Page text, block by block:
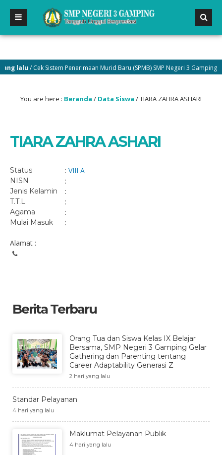
lalu/ Cek Sistem Penerimaan Murid Baru (SPMB) SMP Negeri 3 Gamping di
You are here : Beranda / Data Siswa /TIARA ZAHRA ASHARI
TIARA ZAHRA ASHARI
Status : VIII A
NISN :
Jenis Kelamin :
T.T.L :
Agama :
Mulai Masuk :
Alamat :
Berita Terbaru
Orang Tua dan Siswa Kelas IX Belajar
Bersama, SMP Negeri 3 Gamping Gelar
Gathering dan Parenting tentang
Career Adaptability Generasi Z
2 hari yang lalu
Standar Pelayanan
4 hari yang lalu
Maklumat Pelayanan Publik
4 hari yang lalu